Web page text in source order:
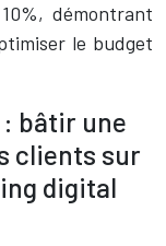
démontrant
le budget
bâtir une
clients sur
digital